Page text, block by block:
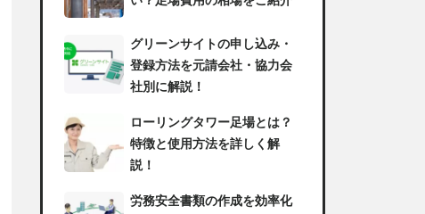
グリーンサイトの申し込み・
登録方法を元請会社・協力会
社別に解説！
ローリングタワー足場とは？
特徴と使用方法を詳しく解
説！
労務安全書類の作成を効率化